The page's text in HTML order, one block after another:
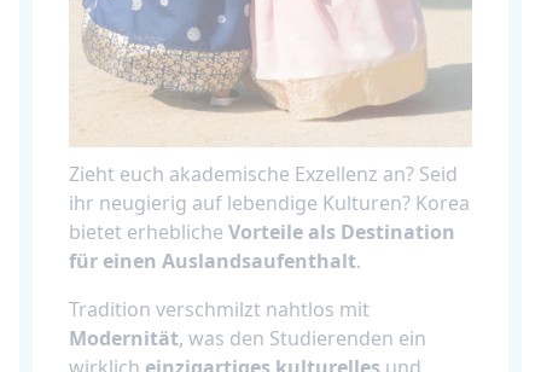
Zieht euch akademische Exzellenz an? Seid
ihr neugierig auf lebendige Kulturen? Korea
bietet erhebliche Vorteile als Destination
für einen Auslandsaufenthalt.
Tradition verschmilzt nahtlos mit
Modernität, was den Studierenden ein